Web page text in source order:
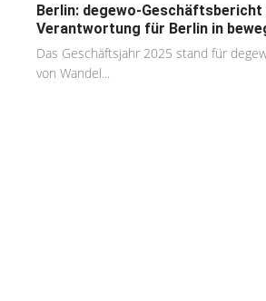
Berlin: degewo-Geschäftsbericht
Verantwortung für Berlin in
Das Geschäftsjahr 2025 stand für
von Wandel...